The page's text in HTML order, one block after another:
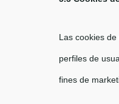
Las cookies
perfiles de
fines de